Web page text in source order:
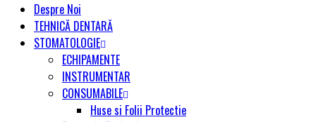
Despre Noi
TEHNICĂ DENTARĂ
STOMATOLOGIE
ECHIPAMENTE
INSTRUMENTAR
CONSUMABILE
Huse si Folii Protectie